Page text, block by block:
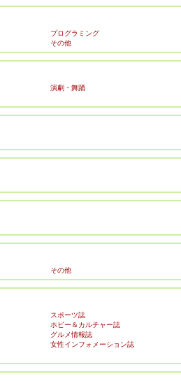
プログラミング
その他
演劇・舞踊
その他
スポーツ誌
ホビー＆カルチャー誌
グルメ情報誌
女性インフォメーション誌